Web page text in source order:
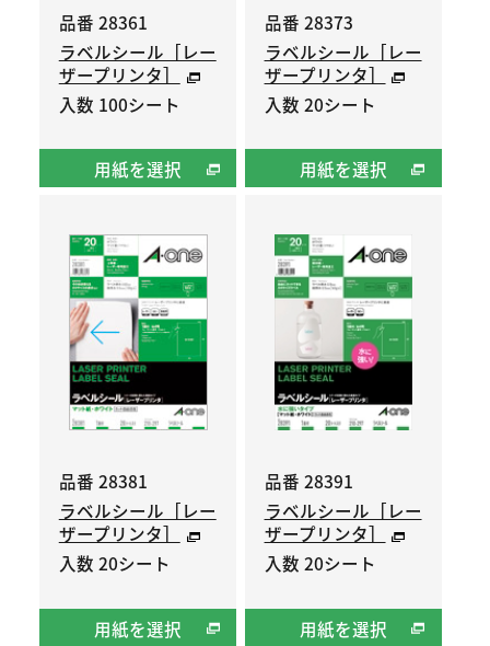
品番 28361
ラベルシール［レー
ザープリンタ］
入数 100シート
用紙を選択
品番 28373
ラベルシール［レー
ザープリンタ］
入数 20シート
用紙を選択
品番 28381
ラベルシール［レー
ザープリンタ］
入数 20シート
用紙を選択
品番 28391
ラベルシール［レー
ザープリンタ］
入数 20シート
用紙を選択